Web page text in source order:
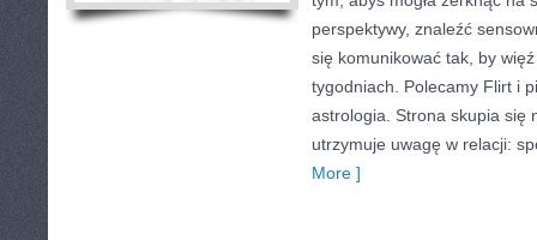
perspektywy, znaleźć
się komunikować tak, by
tygodniach. Polecamy Flirt i
astrologia. Strona skupia się
utrzymuje uwagę w relacji:
More ]